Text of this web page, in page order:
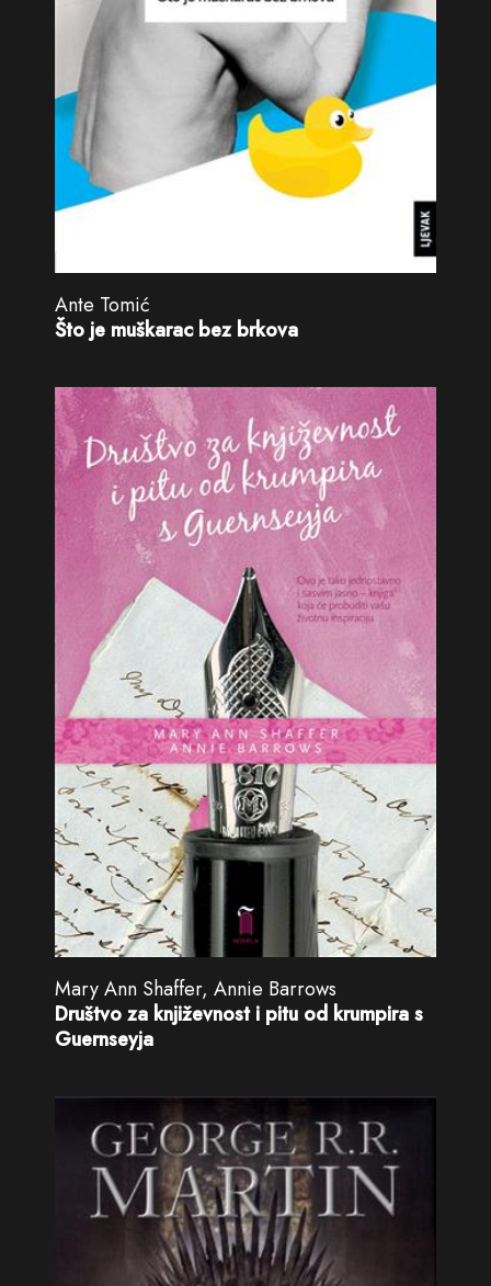
Ante Tomić
Što je muškarac bez brkova
Mary Ann Shaffer, Annie Barrows
Društvo za književnost i pitu od krumpira s
Guernseyja